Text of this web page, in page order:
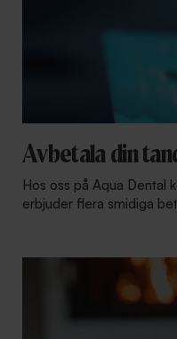
Avbetala din
Hos oss på Aqua Dental
erbjuder flera smidiga